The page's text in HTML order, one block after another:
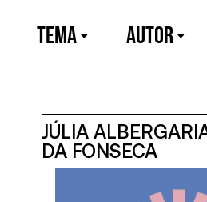
TEMA Autor
JÚLIA
DA FONSECA